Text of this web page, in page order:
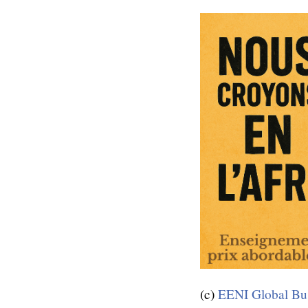
(c) EENI Global